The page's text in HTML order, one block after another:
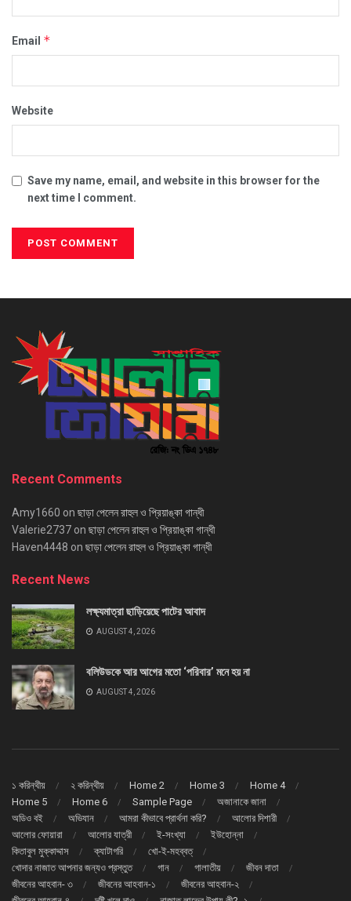
Email *
Website
Save my name, email, and website in this browser for the
next time I comment.
Recent Comments
Amy1660 on ছাড়া পেলেন রাহুল ও প্রিয়াঙ্কা গান্ধী
Valerie2737 on ছাড়া পেলেন রাহুল ও প্রিয়াঙ্কা গান্ধী
Haven4448 on ছাড়া পেলেন রাহুল ও প্রিয়াঙ্কা গান্ধী
Recent News
লক্ষ্যমাত্রা ছাড়িয়েছে পাটের আবাদ
AUGUST 4, 2026
বলিউডকে আর আগের মতো ‘পরিবার’ মনে হয় না
AUGUST 4, 2026
১ করিন্থীয় ২ করিন্থীয় Home 2 Home 3
Home 4
Home 5
Home 6 Sample Page
অজানাকে জানা
অডিও বই
অভিযান আমরা কীভাবে প্রার্থনা করি?
আলোর দিশারী
আলোর ফোয়ারা
আলোর যাত্রী ই-সংখ্যা
ইউহোন্না
কিতাবুল মুক্কাদ্দাস
ক্যাটাগরি
খো-ই-মহব্বত্
খোদার নাজাত আপনার জন্যও প্রস্তুত
গান গালাতীয়
জীবন দাতা
জীবনের আহবান- ৩
জীবনের আহবান-১
জীবনের আহবান-২